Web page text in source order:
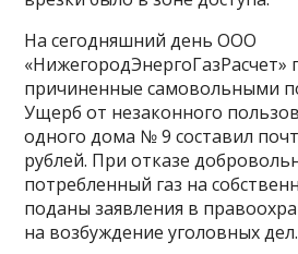
На сегодняшний день ООО
«НижегородЭнергоГазРасчет»
причиненные самовольными
Ущерб от незаконного
одного дома № 9 составил
рублей. При отказе
потребленный газ на
поданы заявления в
на возбуждение уголовных дел.